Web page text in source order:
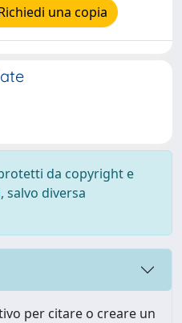
una copia
da copyright e
diversa
per citare o creare un